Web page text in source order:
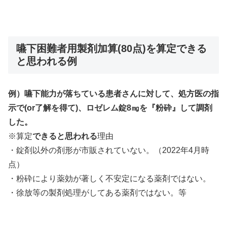
嚥下困難者用製剤加算(80点)を算定できる
と思われる例
例）嚥下能力が落ちている患者さんに対して、処方医の指
示で(or了解を得て)、ロゼレム錠8㎎を『粉砕』して調剤
した。
※算定できると思われる理由
・錠剤以外の剤形が市販されていない。（2022年4月時
点）
・粉砕により薬効が著しく不安定になる薬剤ではない。
・徐放等の製剤処理がしてある薬剤ではない。等